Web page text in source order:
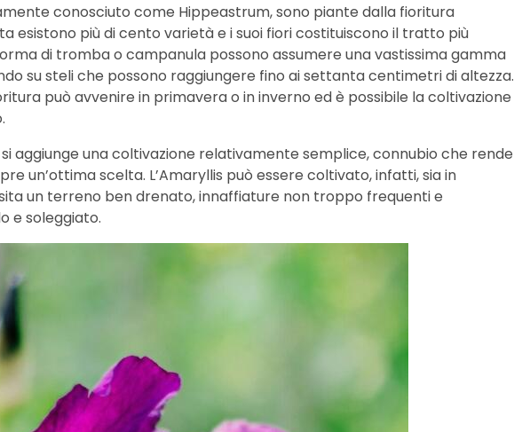
conosciuto come Hippeastrum, sono piante dalla fioritura
esistono più di cento varietà e i suoi fiori costituiscono il tratto più
di tromba o campanula possono assumere una vastissima gamma
su steli che possono raggiungere fino ai settanta centimetri di altezza.
può avvenire in primavera o in inverno ed è possibile la coltivazione
aggiunge una coltivazione relativamente semplice, connubio che rende
un’ottima scelta. L’Amaryllis può essere coltivato, infatti, sia in
un terreno ben drenato, innaffiature non troppo frequenti e
e soleggiato.